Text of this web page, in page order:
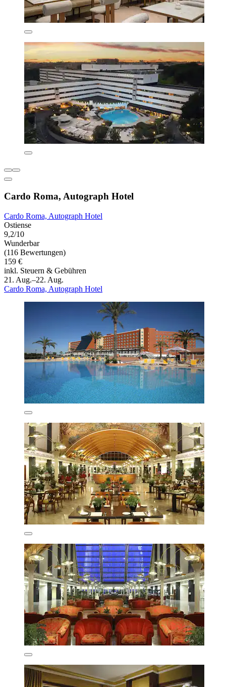
Cardo Roma, Autograph Hotel
Cardo Roma, Autograph Hotel
Ostiense
9,2/10
Wunderbar
(116 Bewertungen)
159 €
inkl. Steuern & Gebühren
21. Aug.–22. Aug.
Cardo Roma, Autograph Hotel